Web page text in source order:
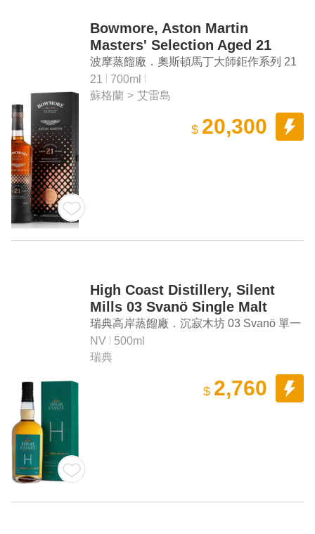
Bowmore, Aston Martin
Masters' Selection Aged 21
Years Islay Single Malt Scotch
Whisky
波摩蒸餾廠．奧斯頓馬丁大師鉅作系列 21
年艾雷島單一麥芽蘇格蘭威士忌
21
700ml
蘇格蘭 > 艾雷島
$ 20,300
High Coast Distillery, Silent
Mills 03 Svanö Single Malt
Whisky
瑞典高岸蒸餾廠．沉寂木坊 03 Svanö 單一
麥芽威士忌
NV
500ml
瑞典
$ 2,760